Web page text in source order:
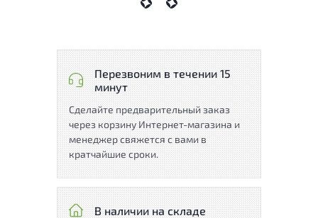
Перезвоним в течении 15
минут
Сделайте предварительный заказ
через корзину Интернет-магазина и
менеджер свяжется с вами в
кратчайшие сроки.
В наличии на складе